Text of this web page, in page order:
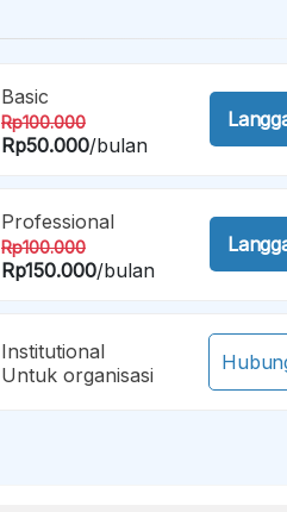
Basic
Rp100.000
Rp50.000/bulan
Professional
Rp100.000
Rp150.000/bulan
Institutional
Untuk organisasi